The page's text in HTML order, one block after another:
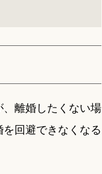
離婚したくない場
回避できなくなる